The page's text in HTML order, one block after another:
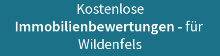
Kostenlose
Immobilienbewertungen - für
Wildenfels